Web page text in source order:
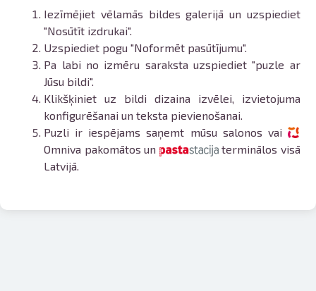
jūsu foto
Piegāde visā Latvijā vai
Iezīmējiet vēlamās bildes galerijā un uzspiediet
"Nosūtīt izdrukai".
Uzspiediet pogu "Noformēt pasūtījumu".
Pa labi no izmēru saraksta uzspiediet "puzle ar
Jūsu bildi".
Klikšķiniet uz bildi dizaina izvēlei, izvietojuma
konfigurēšanai un teksta pievienošanai.
Puzli ir iespējams saņemt mūsu salonos vai
Omniva pakomātos un
terminālos visā
Latvijā.